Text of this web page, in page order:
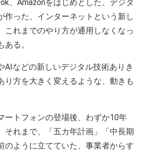
、Amazonをはじめとした、デジタ
作った、インターネットという新し
これまでのやり方が通用しなくなっ
る。
AIなどの新しいデジタル技術ありき
り方を大きく変えるような、動きも
ートフォンの登場後、わずか10年
それまで、「五カ年計画」「中長期
のように立てていた、事業者からす